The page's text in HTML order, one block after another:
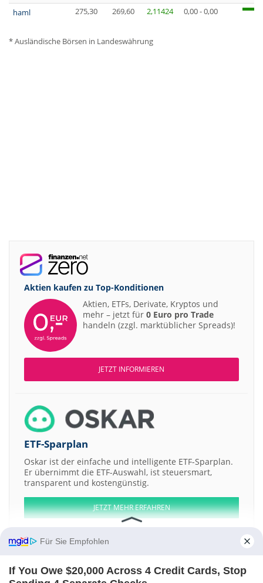
haml
275,30 269,60 2,11424 0,00 - 0,00
* Ausländische Börsen in Landeswährung
Aktien kaufen zu Top-Konditionen
Aktien, ETFs, Derivate, Kryptos und
mehr – jetzt für 0 Euro pro Trade
handeln (zzgl. marktüblicher Spreads)!
JETZT INFORMIEREN
ETF-Sparplan
Oskar ist der einfache und intelligente ETF-Sparplan.
Er übernimmt die ETF-Auswahl, ist steuersmart,
transparent und kostengünstig.
JETZT MEHR ERFAHREN
Aktien ATX DAX EuroStoxx 50 Dow Jones NASDAQ 100 Nikkei 225
Für Sie Empfohlen
If You Owe $20,000 Across 4 Credit Cards, Stop